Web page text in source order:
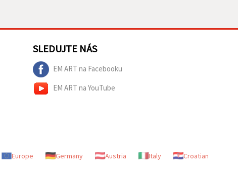
SLEDUJTE NÁS
EM ART na Facebooku
EM ART na YouTube
Europe Germany Austria Italy
Croatian